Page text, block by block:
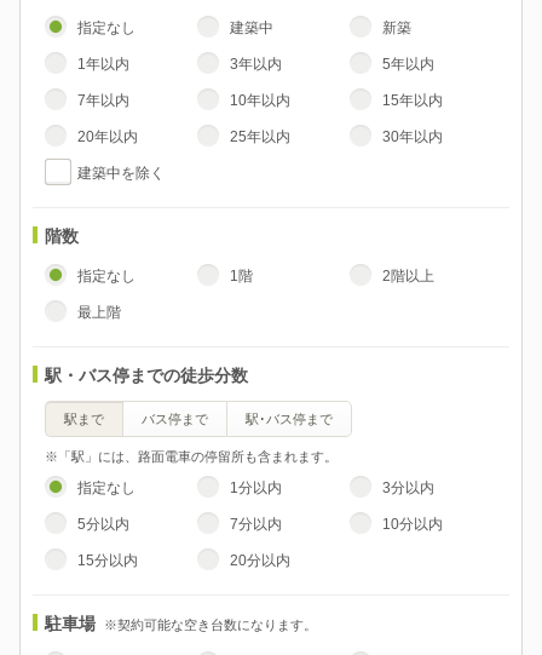
指定なし 建築中 新築
1年以内 3年以内 5年以内
7年以内 10年以内 15年以内
20年以内 25年以内 30年以内
建築中を除く
階数
指定なし 1階 2階以上
最上階
駅・バス停までの徒歩分数
駅まで バス停まで 駅･バス停まで
指定なし 1分以内 3分以内
5分以内 7分以内 10分以内
15分以内 20分以内
※「駅」には、路面電車の停留所も含まれます。
駐車場 ※契約可能な空き台数になります。